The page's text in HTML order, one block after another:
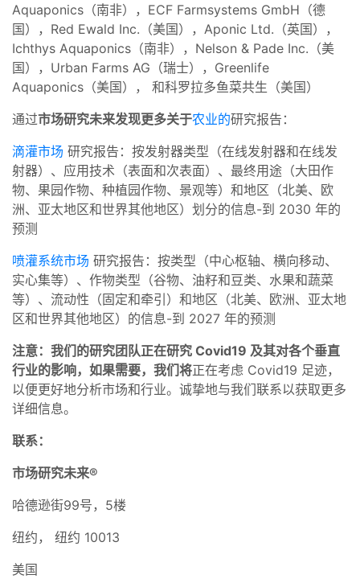
Aquaponics（南非），ECF Farmsystems GmbH（德
国），Red Ewald Inc.（美国），Aponic Ltd.（英国），
Ichthys Aquaponics（南非），Nelson & Pade Inc.（美
国），Urban Farms AG（瑞士），Greenlife
Aquaponics（美国）， 和科罗拉多鱼菜共生（美国）
通过市场研究未来发现更多关于农业的研究报告：
滴灌市场 研究报告：按发射器类型（在线发射器和在线发
射器）、应用技术（表面和次表面）、最终用途（大田作
物、果园作物、种植园作物、景观等）和地区（北美、欧
洲、亚太地区和世界其他地区）划分的信息-到 2030 年的
预测
喷灌系统市场 研究报告：按类型（中心枢轴、横向移动、
实心集等）、作物类型（谷物、油籽和豆类、水果和蔬菜
等）、流动性（固定和牵引）和地区（北美、欧洲、亚太地
区和世界其他地区）的信息-到 2027 年的预测
注意：我们的研究团队正在研究 Covid19 及其对各个垂直
行业的影响，如果需要，我们将正在考虑 Covid19 足迹，
以便更好地分析市场和行业。诚挚地与我们联系以获取更多
详细信息。
联系：
市场研究未来®
哈德逊街99号，5楼
纽约， 纽约 10013
美国